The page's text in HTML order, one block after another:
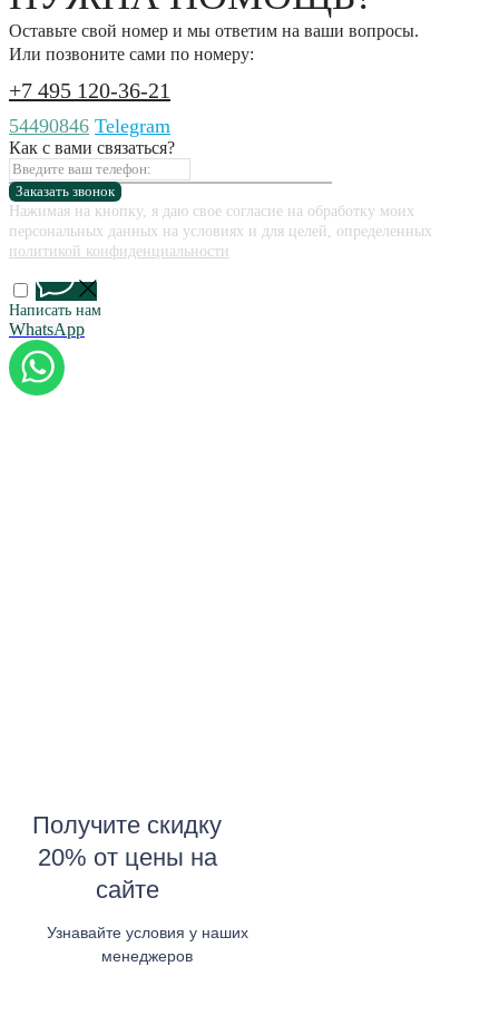
Получите скидку
20% от цены на
сайте
Узнавайте условия у наших
менеджеров
Оставьте свой номер и мы ответим на ваши вопросы.
Или позвоните сами по номеру:
+7 495 120-36-21
54490846 Telegram
Как с вами связаться?
Заказать звонок
Нажимая на кнопку, я даю свое согласие на обработку моих
персональных данных на условиях и для целей, определенных
политикой конфиденциальности
Написать нам
WhatsApp